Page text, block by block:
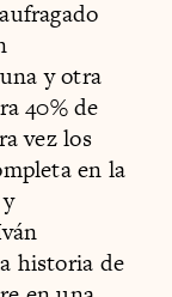
y otra
40% de
vez los
en la
historia de